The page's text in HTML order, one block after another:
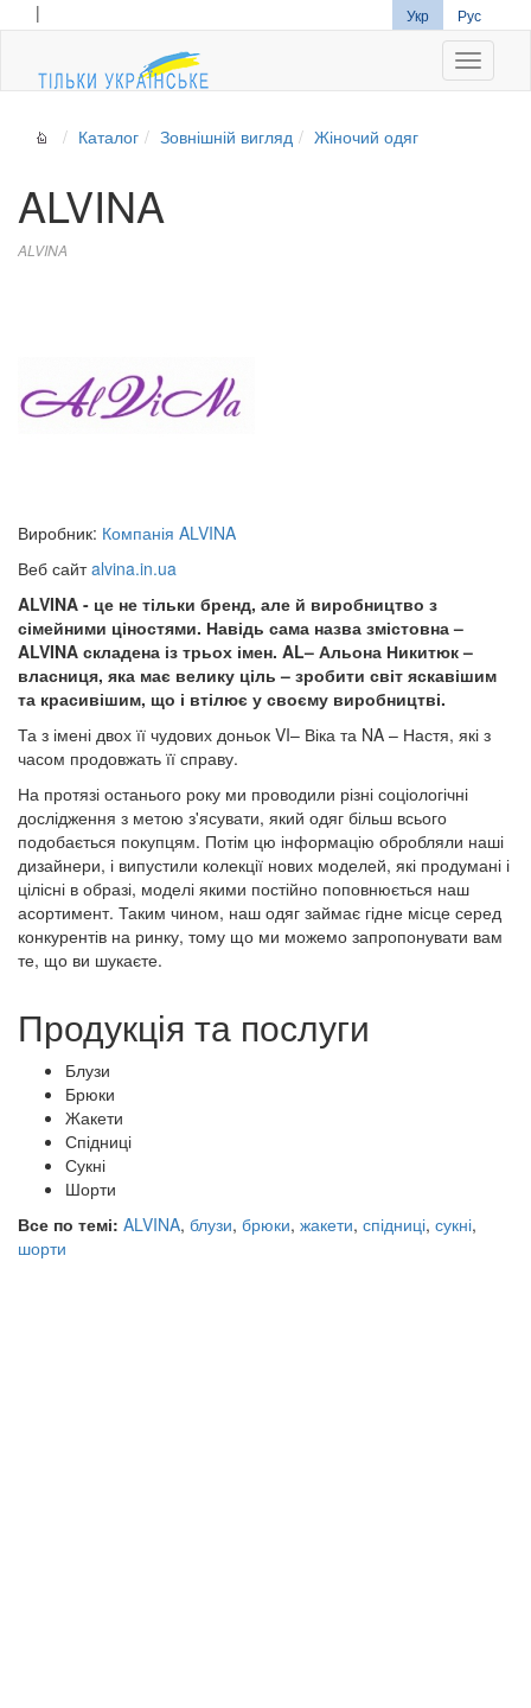
| Укр Рус
Каталог Зовнішній вигляд Жіночий одяг
ALVINA
ALVINA
Виробник: Компанія ALVINA
Веб сайтalvina.in.ua
ALVINA - це не тільки бренд, але й виробництво з
сімейними ціностями. Навідь сама назва змістовна –
ALVINA складена із трьох імен. AL– Альона Никитюк –
власниця, яка має велику ціль – зробити світ яскавішим
та красивішим, що і втілює у своєму виробництві.
Та з імені двох її чудових доньок VI– Віка та NA – Настя, які з
часом продовжать її справу.
На протязі останього року ми проводили різні соціологічні
дослідження з метою з'ясувати, який одяг більш всього
подобається покупцям. Потім цю інформацію обробляли наші
дизайнери, і випустили колекції нових моделей, які продумані і
цілісні в образі, моделі якими постійно поповнюється наш
асортимент. Таким чином, наш одяг займає гідне місце серед
конкурентів на ринку, тому що ми можемо запропонувати вам
те, що ви шукаєте.
Продукція та послуги
Блузи
Брюки
Жакети
Спідниці
Сукні
Шорти
Все по темі: ALVINA, блузи, брюки, жакети, спідниці, сукні,
шорти